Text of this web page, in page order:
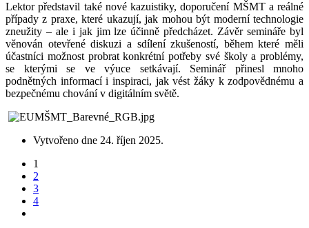
Lektor představil také nové kazuistiky, doporučení MŠMT a reálné
případy z praxe, které ukazují, jak mohou být moderní technologie
zneužity – ale i jak jim lze účinně předcházet. Závěr semináře byl
věnován otevřené diskuzi a sdílení zkušeností, během které měli
účastníci možnost probrat konkrétní potřeby své školy a problémy,
se kterými se ve výuce setkávají. Seminář přinesl mnoho
podnětných informací i inspiraci, jak vést žáky k zodpovědnému a
bezpečnému chování v digitálním světě.
Vytvořeno dne 24. říjen 2025.
1
2
3
4